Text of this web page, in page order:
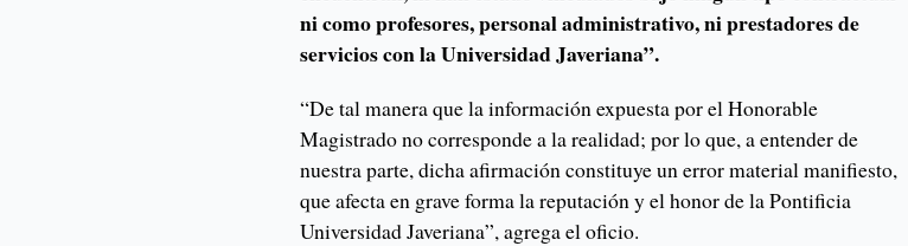
ni como profesores, personal administrativo, ni prestadores de
servicios con la Universidad Javeriana”.
“De tal manera que la información expuesta por el Honorable
Magistrado no corresponde a la realidad; por lo que, a entender de
nuestra parte, dicha afirmación constituye un error material manifiesto,
que afecta en grave forma la reputación y el honor de la Pontificia
Universidad Javeriana”, agrega el oficio.